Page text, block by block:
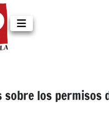
los permisos